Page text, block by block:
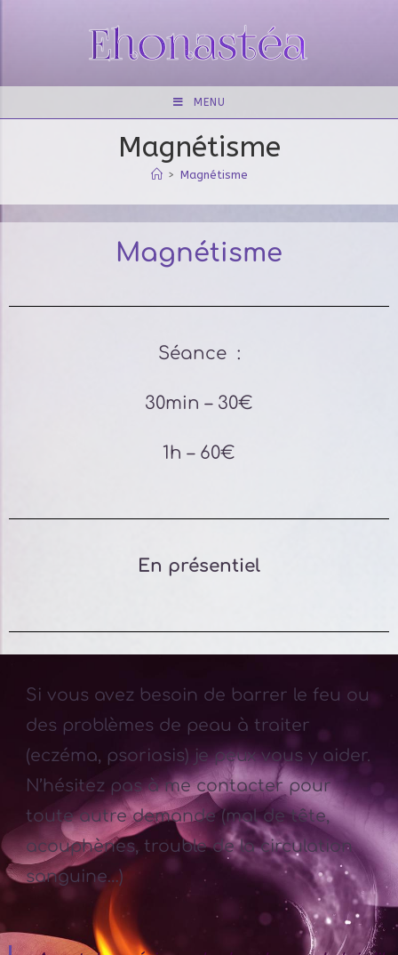
MENU
Magnétisme
> Magnétisme
Magnétisme
Séance :
30min – 30€
1h – 60€
En présentiel
Si vous avez besoin de barrer le feu ou
des problèmes de peau à traiter
(eczéma, psoriasis) je peux vous y aider.
N’hésitez pas à me contacter pour
toute autre demande (mal de tête,
acouphènes, trouble de la circulation
sanguine…)